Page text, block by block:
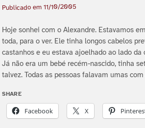
Publicado em11/10/2005
Hoje sonhei com o Alexandre. Estavamos
toda, para o ver. Ele tinha longos cabelos
castanhos e eu estava ajoelhado ao lado
Já não era um bebé recém-nascido, tinha
talvez. Todas as pessoas falavam umas
SHARE
Facebook X